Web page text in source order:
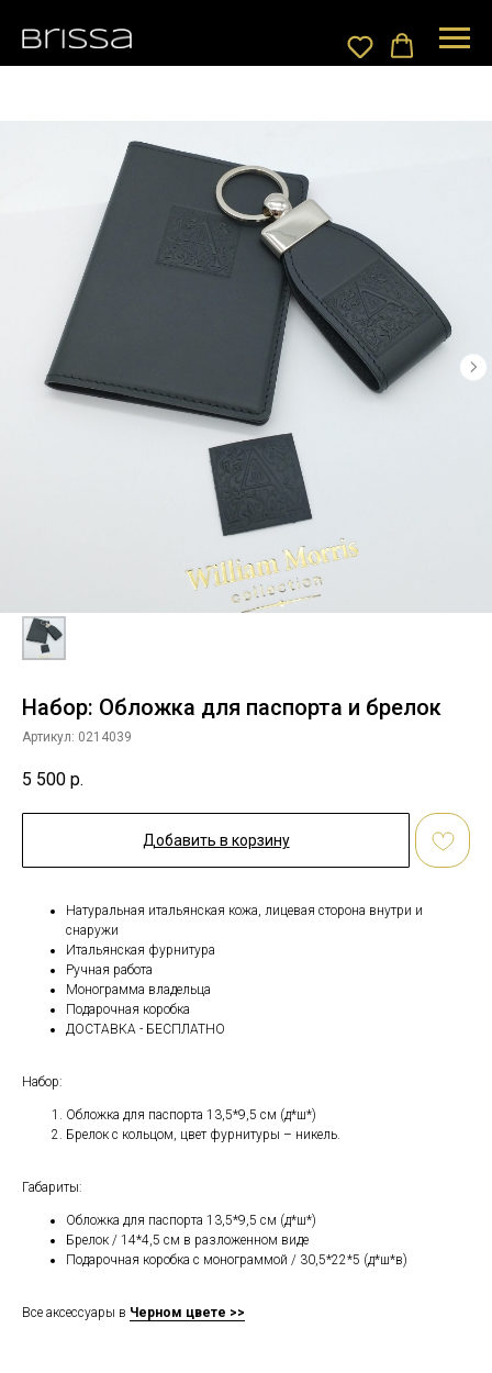
Набор: Обложка для паспорта и брелок
Артикул: 0214039
5 500 р.
Добавить в корзину
Натуральная итальянская кожа, лицевая сторона внутри и
снаружи
Итальянская фурнитура
Ручная работа
Монограмма владельца
Подарочная коробка
ДОСТАВКА - БЕСПЛАТНО
Набор:
Обложка для паспорта 13,5*9,5 см (д*ш*)
Брелок с кольцом, цвет фурнитуры – никель.
Габариты:
Обложка для паспорта 13,5*9,5 см (д*ш*)
Брелок / 14*4,5 см в разложенном виде
Подарочная коробка с монограммой / 30,5*22*5 (д*ш*в)
Все аксессуары в Черном цвете >>